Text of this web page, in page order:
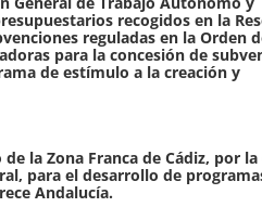
recogidos en la
reguladas en la Orden
para la concesión de
de estímulo a la creación y
la Zona Franca de Cádiz, por la
para el desarrollo de
Andalucía.